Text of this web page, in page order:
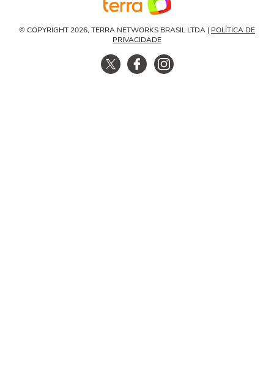
© COPYRIGHT 2026, TERRA NETWORKS BRASIL LTDA | POLÍTICA DE
PRIVACIDADE